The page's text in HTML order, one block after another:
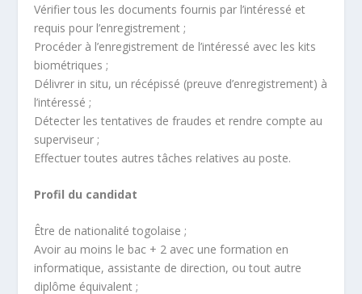
Vérifier tous les documents fournis par l’intéressé et
requis pour l’enregistrement ;
Procéder à l’enregistrement de l’intéressé avec les kits
biométriques ;
Délivrer in situ, un récépissé (preuve d’enregistrement) à
l’intéressé ;
Détecter les tentatives de fraudes et rendre compte au
superviseur ;
Effectuer toutes autres tâches relatives au poste.
Profil du candidat
Être de nationalité togolaise ;
Avoir au moins le bac + 2 avec une formation en
informatique, assistante de direction, ou tout autre
diplôme équivalent ;